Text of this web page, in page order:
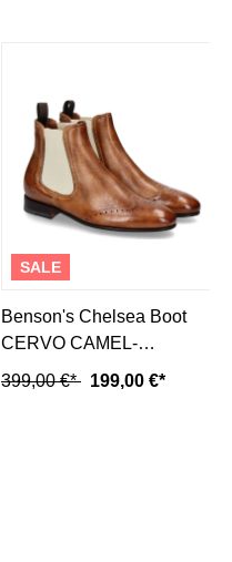
SALE
Benson's Chelsea Boot
CERVO CAMEL-
mittelbraun
399,00 €* 199,00 €*